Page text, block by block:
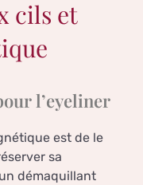
cils et
l’eyeliner
est de le
sa
démaquillant